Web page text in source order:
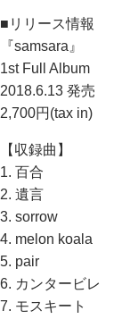
■リリース情報
『samsara』
1st Full Album
2018.6.13 発売
2,700円(tax in)
【収録曲】
1. 百合
2. 遺言
3. sorrow
4. melon koala
5. pair
6. カンタービレ
7. モスキート